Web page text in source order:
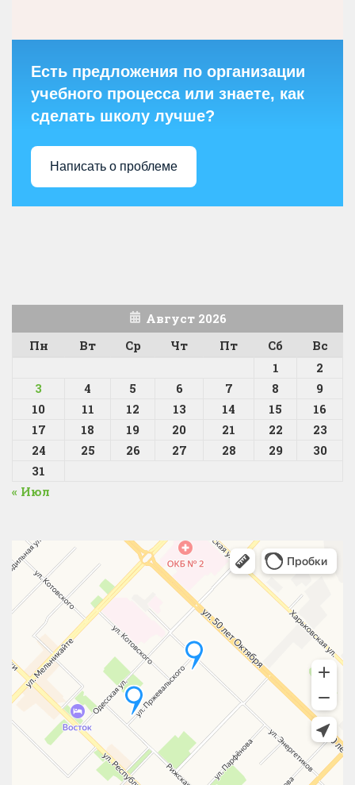
Есть предложения по организации
учебного процесса или знаете, как
сделать школу лучше?
Написать о проблеме
Август 2026
Пн
Вт Ср Чт Пт Сб
Вс
1
2
3
4 5 6 7 8
9
10
11 12 13 14 15
16
17
18 19 20 21 22
23
24
25 26 27 28 29
30
31
« Июл